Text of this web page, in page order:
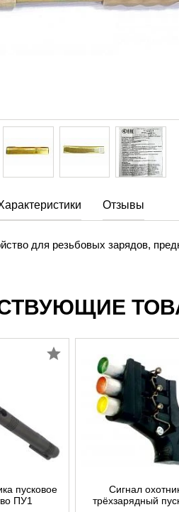
Отзывы
для резьбовых зарядов,
пусковое
ПУ1
Сигнал
трёхзарядный